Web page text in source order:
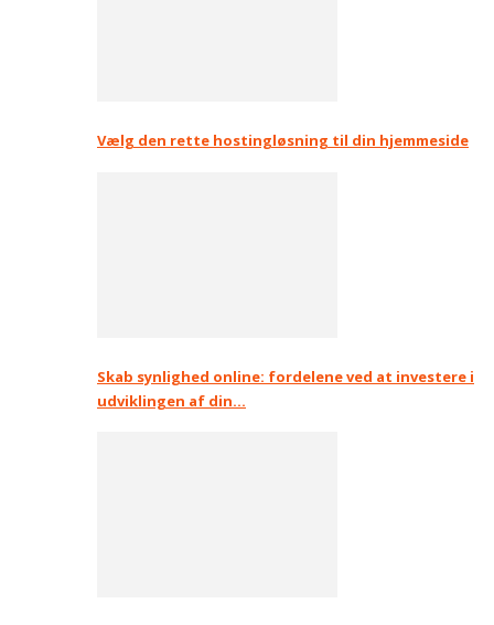
Vælg den rette hostingløsning til din hjemmeside
Skab synlighed online: fordelene ved at investere i
udviklingen af din…